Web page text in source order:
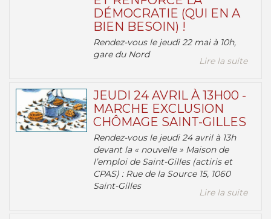
DÉMOCRATIE (QUI EN A
BIEN BESOIN) !
Rendez-vous le jeudi 22 mai à 10h,
gare du Nord
Lire la suite
JEUDI 24 AVRIL À 13H00 -
MARCHE EXCLUSION
CHÔMAGE SAINT-GILLES
Rendez-vous le jeudi 24 avril à 13h
devant la « nouvelle » Maison de
l’emploi de Saint-Gilles (actiris et
CPAS) : Rue de la Source 15, 1060
Saint-Gilles
Lire la suite